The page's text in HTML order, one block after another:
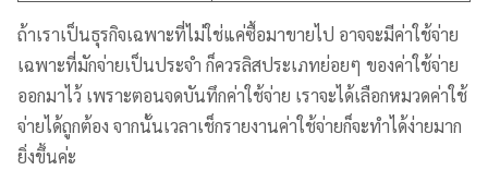
ถ้าเราเป็นธุรกิจเฉพาะที่ไม่ใช่แค่ซื้อมาขายไป อาจจะมีค่าใช้จ่าย
เฉพาะที่มักจ่ายเป็นประจำ ก็ควรลิสประเภทย่อยๆ ของค่าใช้จ่าย
ออกมาไว้ เพราะตอนจดบันทึกค่าใช้จ่าย เราจะได้เลือกหมวดค่าใช้
จ่ายได้ถูกต้อง จากนั้นเวลาเช็กรายงานค่าใช้จ่ายก็จะทำได้ง่ายมาก
ยิ่งขึ้นค่ะ